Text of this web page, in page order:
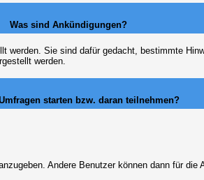
Was sind Ankündigungen?
Sie sind dafür gedacht, bestimmte
werden.
starten bzw. daran teilnehmen?
Andere Benutzer können dann für